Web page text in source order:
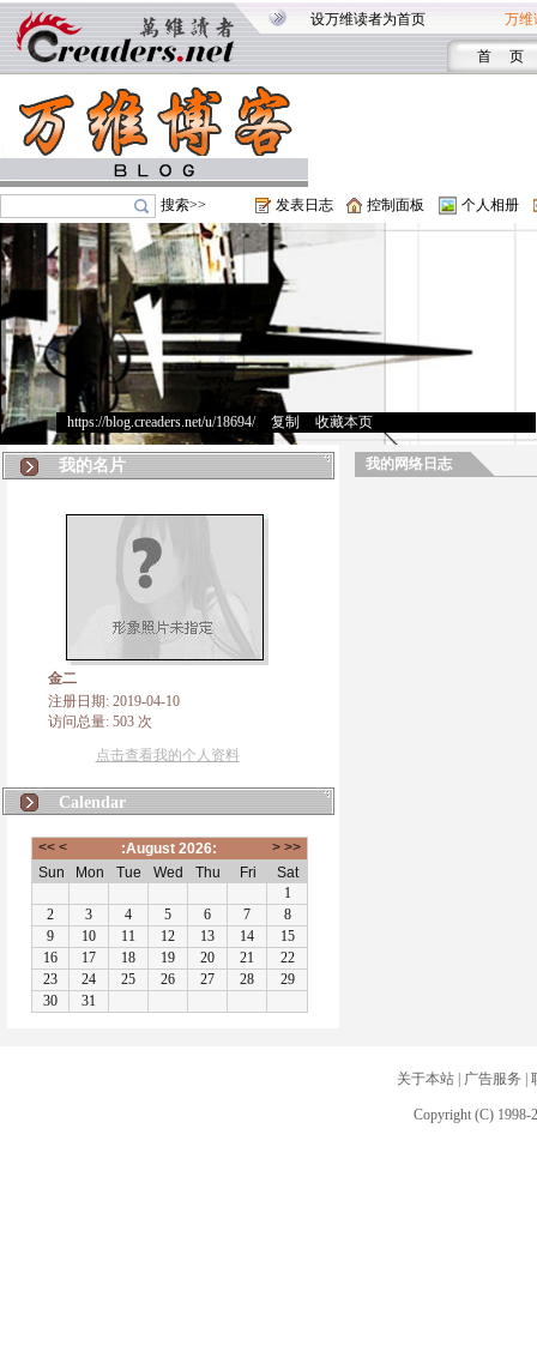
设万维读者为首页 万维
首 页
搜索>> 发表日志 控制面板 个人相册
https://blog.creaders.net/u/18694/> 复制 收藏本页
我的名片
金二
注册日期: 2019-04-10
访问总量: 503 次
点击查看我的个人资料
Calendar
我的网络日志
关于本站| 广告服务
Copyright (C) 1998-